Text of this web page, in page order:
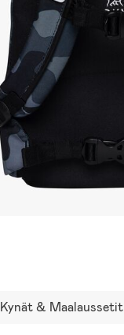
Kynät & Maalaussetit